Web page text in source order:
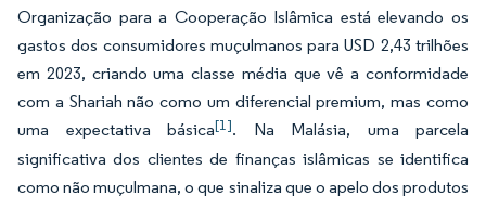
Organização para a Cooperação Islâmica está elevando os
gastos dos consumidores muçulmanos para USD 2,43 trilhões
em 2023, criando uma classe média que vê a conformidade
com a Shariah não como um diferencial premium, mas como
uma expectativa básica[1]. Na Malásia, uma parcela
significativa dos clientes de finanças islâmicas se identifica
como não muçulmana, o que sinaliza que o apelo dos produtos